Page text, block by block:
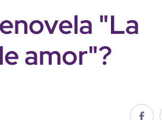
"La
amor"?